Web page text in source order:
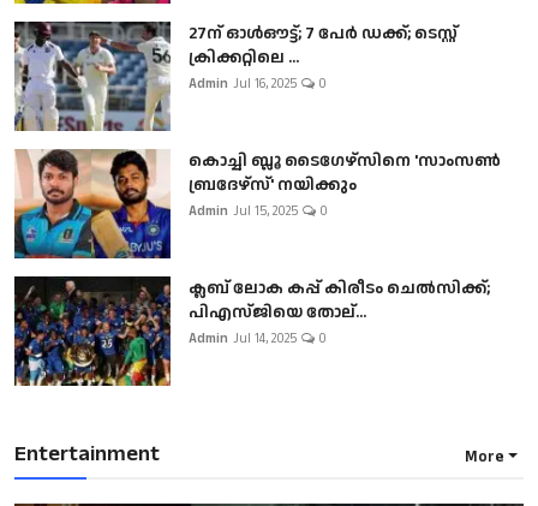
27ന് ഓൾഔട്ട്; 7 പേർ ഡക്ക്; ടെസ്റ്റ്
ക്രിക്കറ്റിലെ ...
Admin Jul 16, 2025 0
കൊച്ചി ബ്ലൂ ടൈഗേഴ്സിനെ 'സാംസൺ
ബ്രദേഴ്സ്' നയിക്കും
Admin Jul 15, 2025 0
ക്ലബ് ലോക കപ്പ് കിരീടം ചെല്‍സിക്ക്;
പിഎസ്ജിയെ തോല്...
Admin Jul 14, 2025 0
Entertainment More